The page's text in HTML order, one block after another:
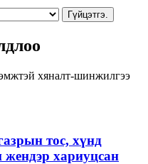
Гүйцэтгэ.
хяналт-шинжилгээ
тос, хүнд
хариуцсан